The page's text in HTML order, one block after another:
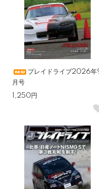
プレイドライブ2026年
月号
1,250円